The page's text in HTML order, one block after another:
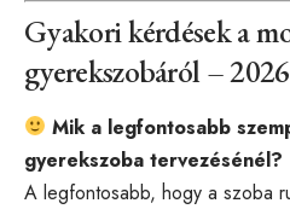
Gyakori kérdések a
gyerekszobáról –
Mik a legfontosabb
gyerekszoba tervezésénél?
A legfontosabb, hogy a szoba